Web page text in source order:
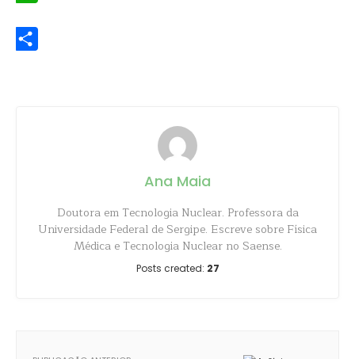
Ana Maia
Doutora em Tecnologia Nuclear. Professora da
Universidade Federal de Sergipe. Escreve sobre Física
Médica e Tecnologia Nuclear no Saense.
Posts created: 27